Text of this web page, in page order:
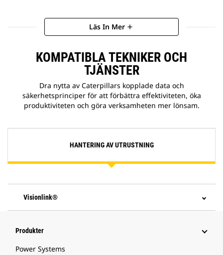
Läs In Mer add
KOMPATIBLA TEKNIKER OCH
TJÄNSTER
Dra nytta av Caterpillars kopplade data och
säkerhetsprinciper för att förbättra effektiviteten, öka
produktiviteten och göra verksamheten mer lönsam.
HANTERING AV UTRUSTNING
Visionlink®
Produkter
Power Systems